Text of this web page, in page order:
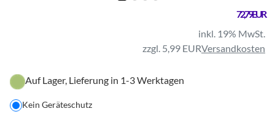
72,79 EUR
inkl. 19% MwSt.
zzgl. 5,99 EURVersandkosten
Auf Lager, Lieferung in 1-3 Werktagen
Kein Geräteschutz